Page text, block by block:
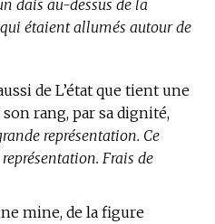
dais au-dessus de la
étaient allumés autour de
de L’état que tient une
rang, par sa dignité,
représentation. Ce
Frais de
mine, de la figure